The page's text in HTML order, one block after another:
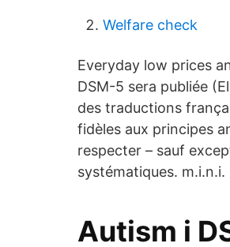
Welfare check
Everyday low prices
DSM-5 sera publiée
des traductions
fidèles aux principes
respecter – sauf
systématiques.
Autism i